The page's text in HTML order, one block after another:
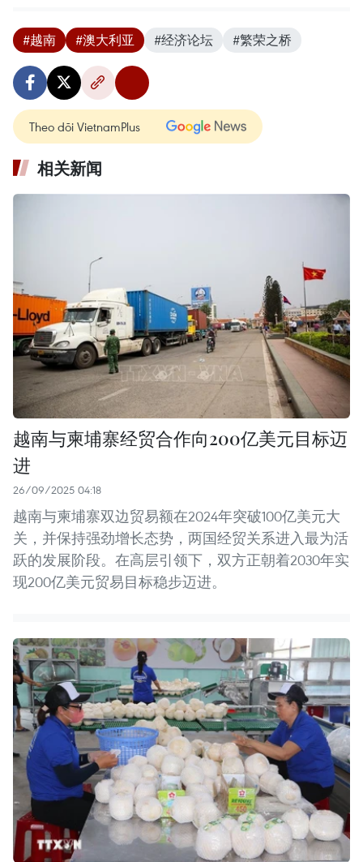
#越南 #澳大利亚 #经济论坛 #繁荣之桥
Theo dõi VietnamPlus
相关新闻
越南与柬埔寨经贸合作向200亿美元目标迈
进
26/09/2025 04:18
越南与柬埔寨双边贸易额在2024年突破100亿美元大
关，并保持强劲增长态势，两国经贸关系进入最为活
跃的发展阶段。在高层引领下，双方正朝着2030年实
现200亿美元贸易目标稳步迈进。